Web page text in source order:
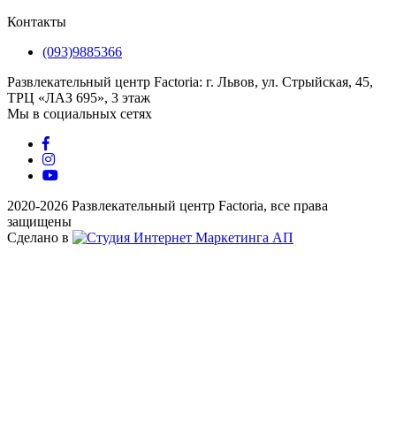
Контакты
(093)9885366
Развлекательный центр Factoria: г. Львов, ул. Стрыйская, 45,
ТРЦ «ЛАЗ 695», 3 этаж
Мы в социальных сетях
2020-2026 Развлекательный центр Factoria, все права
защищены
Сделано в